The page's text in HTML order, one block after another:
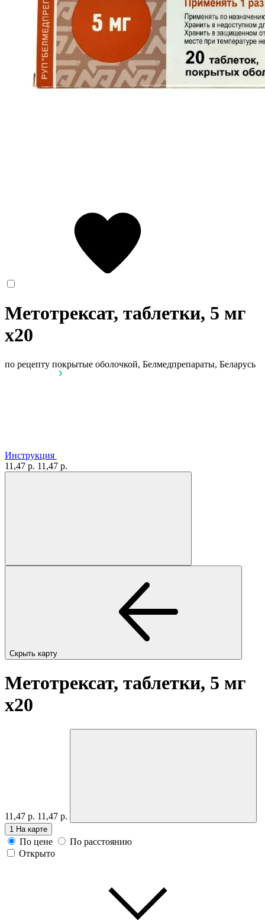
Метотрексат, таблетки, 5 мг
x20
по рецепту покрытые оболочкой, Белмедпрепараты, Беларусь
Инструкция
11,47 р. 11,47 р.
Скрыть карту
Метотрексат, таблетки, 5 мг
x20
11,47 р. 11,47 р.
1 На карте
По цене
По расстоянию
Открыто